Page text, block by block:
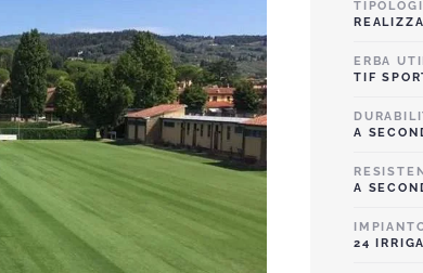
ERBA
TIF
A
A
24